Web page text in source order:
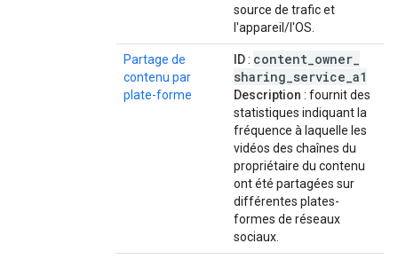
source de trafic et
l'appareil/l'OS.
Partage de
contenu par
plate-forme
ID: content owner
sharing service a1
Description : fournit des
statistiques indiquant la
fréquence à laquelle les
vidéos des chaînes du
propriétaire du contenu
ont été partagées sur
différentes plates-
formes de réseaux
sociaux.